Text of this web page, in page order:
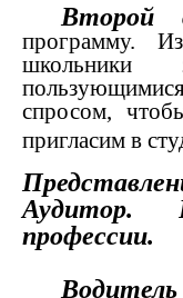
Второй
программу.
школьники
спросом,
пригласим в
Аудитор.
профессии.